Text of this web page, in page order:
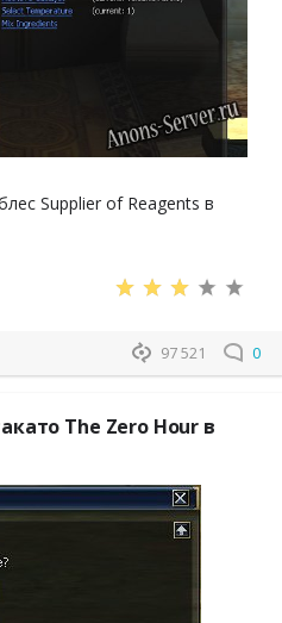
Supplier of Reagents в
97 521 0
The Zero Hour в